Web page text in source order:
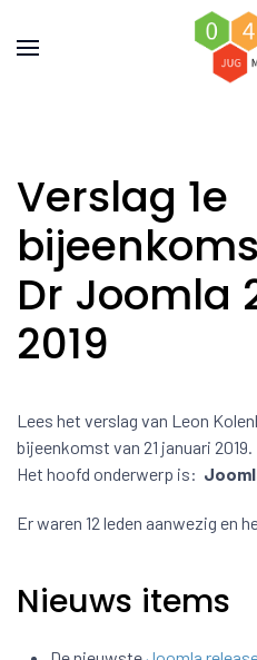
Verslag 1e
Dr Joomla
2019
Lees het verslag van Leon
bijeenkomst van 21 januari 2019.
Het hoofd onderwerp is:
Er waren 12 leden aanwezig en
Nieuws items